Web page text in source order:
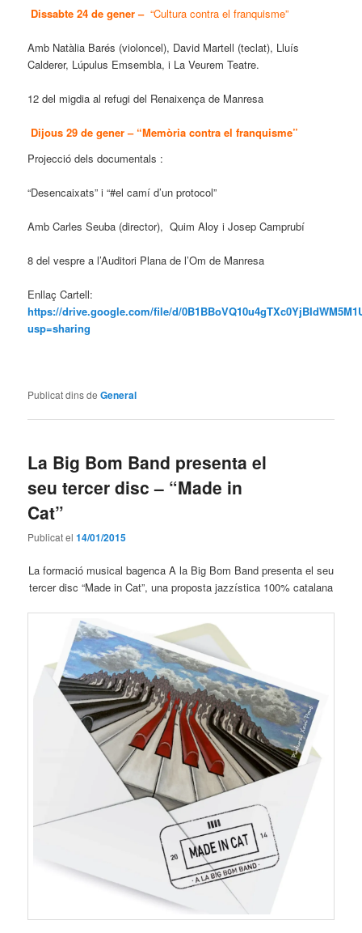
Dissabte 24 de gener –“Cultura contra el franquisme”
Amb Natàlia Barés (violoncel), David Martell (teclat), Lluís
Calderer, Lúpulus Emsembla, i La Veurem Teatre.
12 del migdia al refugi del Renaixença de Manresa
Dijous 29 de gener – “Memòria contra el franquisme”
Projecció dels documentals :
“Desencaixats” i “#el camí d’un protocol”
Amb Carles Seuba (director), Quim Aloy i Josep Camprubí
8 del vespre a l’Auditori Plana de l’Om de Manresa
Enllaç Cartell:
https://drive.google.com/file/d/
usp=sharing
Publicat dins de General
La Big Bom Band presenta el
seu tercer disc – “Made in
Cat”
Publicat el14/01/2015
La formació musical bagenca A la Big Bom Band presenta el seu
tercer disc “Made in Cat”, una proposta jazzística 100% catalana